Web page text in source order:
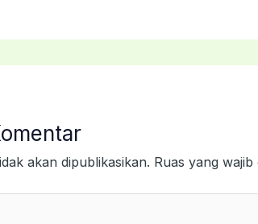
akan dipublikasikan. Ruas yang wajib